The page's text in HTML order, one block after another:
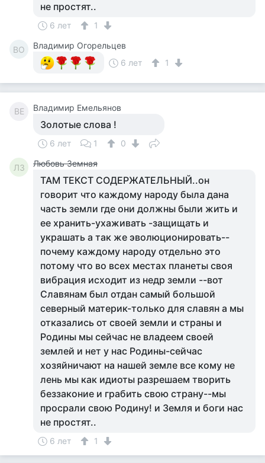
не простят..
6 лет 1
ВО
Владимир Огорельцев
6 лет
1
ВЕ Владимир Емельянов
Золотые слова !
6 лет 1 0
ЛЗ Любовь Земная
ТАМ ТЕКСТ СОДЕРЖАТЕЛЬНЫЙ..он
говорит что каждому народу была дана
часть земли где они должны были жить и
ее хранить-ухаживать -защищать и
украшать а так же эволюционировать--
почему каждому народу отдельно это
потому что во всех местах планеты своя
вибрация исходит из недр земли --вот
Славянам был отдан самый большой
северный материк-только для славян а мы
отказались от своей земли и страны и
Родины мы сейчас не владеем своей
землей и нет у нас Родины-сейчас
хозяйничают на нашей земле все кому не
лень мы как идиоты разрешаем творить
беззаконие и грабить свою страну--мы
просрали свою Родину! и Земля и боги нас
не простят..
6 лет 1